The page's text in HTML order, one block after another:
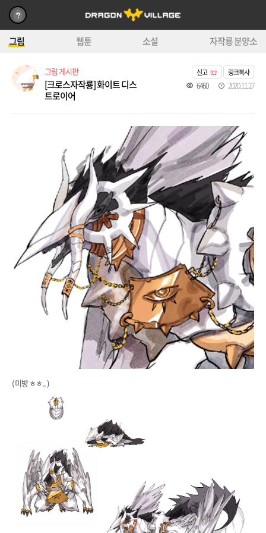
그림 웹툰 소설 자작룡 분양소
그림 게시판
[크로스자작룡] 화이트 디스
트로이어
신고 링크복사
6460 2020.11.27
( 미방 ㅎㅎ.. )